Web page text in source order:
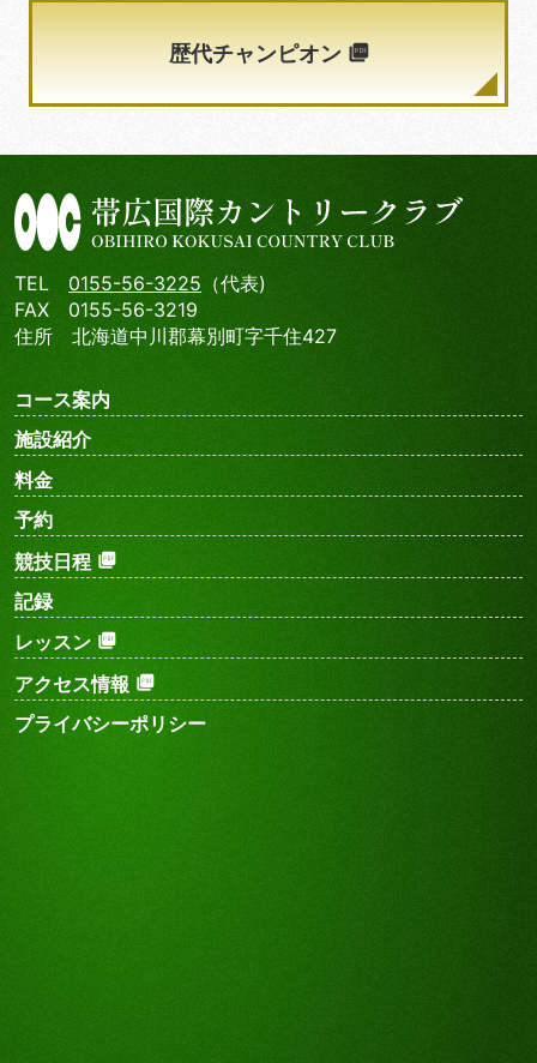
歴代チャンピオン
TEL 0155-56-3225 （代表)
FAX 0155-56-3219
住所 北海道中川郡幕別町字千住427
コース案内
施設紹介
料金
予約
競技日程
記録
レッスン
アクセス情報
プライバシーポリシー